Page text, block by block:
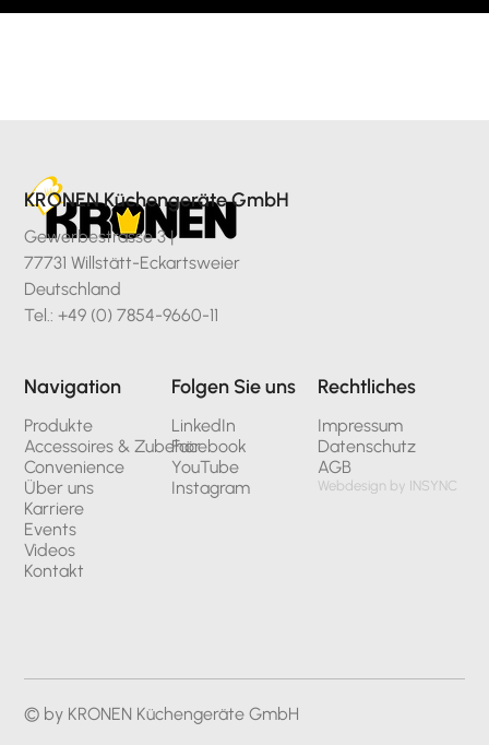
© by KRONEN Küchengeräte GmbH
KRONEN Küchengeräte GmbH
Gewerbestrasse 3 |
77731 Willstätt-Eckartsweier
Deutschland
Tel.: +49 (0) 7854-9660-11
Navigation
Produkte
Accessoires & Zubehör
Convenience
Über uns
Karriere
Events
Videos
Kontakt
Folgen Sie uns
LinkedIn
Facebook
YouTube
Instagram
Rechtliches
Impressum
Datenschutz
AGB
Webdesign by INSYNC